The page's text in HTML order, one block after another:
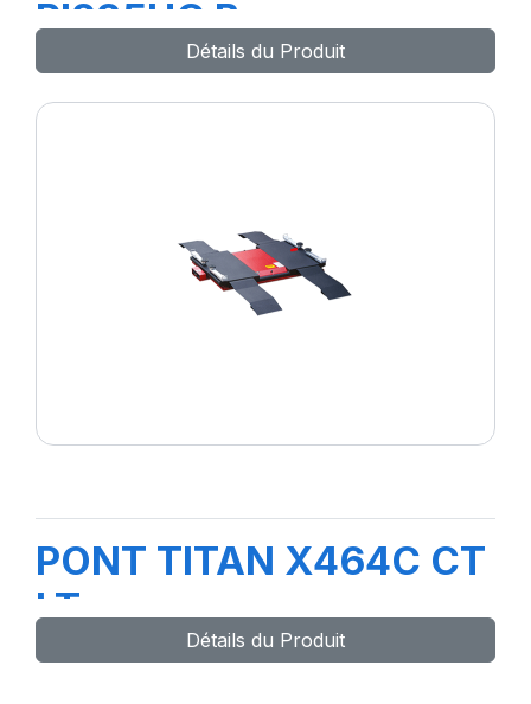
PI235HC B
Détails du Produit
PONT TITAN X464C CT
LT
Détails du Produit